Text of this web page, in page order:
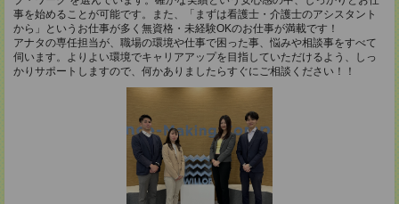
事を始めることが可能です。また、「まずは看護士・介護士のアシスタント
から」というお仕事が多く無資格・未経験OKのお仕事が満載です！
アナタの専任担当が、職場の環境や仕事で困った事、悩みや相談事をすべて
伺います。よりよい環境でキャリアアップを目指していただけるよう、しっ
かりサポートしますので、何かありましたらすぐにご相談ください！！